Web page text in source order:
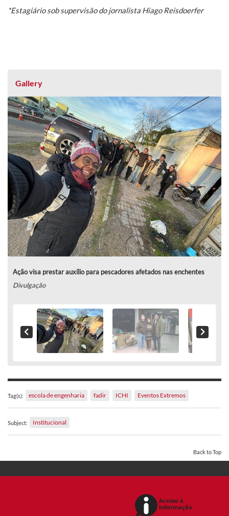
*Estagiário sob supervisão do jornalista Hiago Reisdoerfer
Gallery
Ação visa prestar auxílio para pescadores afetados nas enchentes
Divulgação
Tag(s): escola de engenharia fadir ICHI Eventos Extremos
Subject: Institucional
Back to Top